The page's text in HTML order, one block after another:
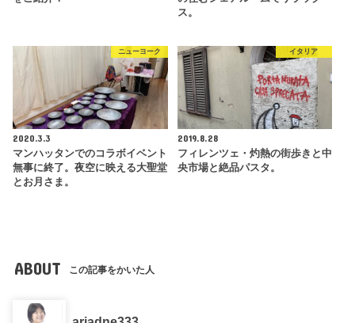
ス。
ニューヨーク
2020.3.3
マンハッタンでのコラボイベント
無事に終了。夜空に映える大聖堂
とお月さま。
イタリア
2019.8.28
フィレンツェ・灼熱の街歩きと中
央市場と絶品パスタ。
ABOUT この記事をかいた人